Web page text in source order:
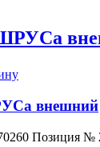
внешний
Позиция №